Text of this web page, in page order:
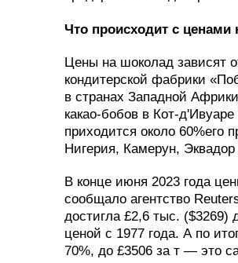
Что происходит с ценами
Цены на шоколад зависят
кондитерской фабрики
в странах Западной
какао-бобов в Кот-
приходится около 60%его
Нигерия, Камерун,
В конце июня 2023 года
сообщало агентство
достигла £2,6 тыс. ($3269)
ценой с 1977 года. А по
70%, до £3506 за т — это